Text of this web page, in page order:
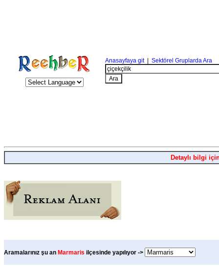
Anasayfaya git| Sektörel Gruplarda Ara
Detaylı bilgi
Aramalarınız şu an Marmaris ilçesinde yapılıyor ->